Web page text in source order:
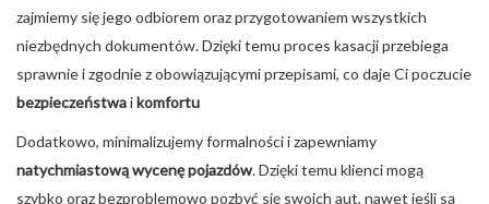
zajmiemy się jego odbiorem oraz przygotowaniem wszystkich
niezbędnych dokumentów. Dzięki temu proces kasacji przebiega
sprawnie i zgodnie z obowiązującymi przepisami, co daje Ci poczucie
bezpieczeństwaikomfortu
Dodatkowo, minimalizujemy formalności i zapewniamy
natychmiastową wycenę pojazdów. Dzięki temu klienci mogą
szybko oraz bezproblemowo pozbyć się swoich aut, nawet jeśli są